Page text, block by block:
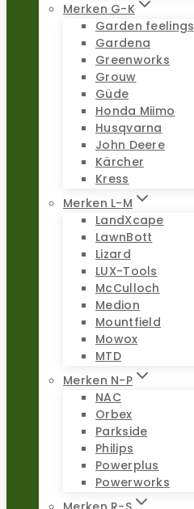
Merken G-K
Garden feelings
Gardena
Greenworks
Grouw
Güde
Honda Miimo
Husqvarna
John Deere
Kärcher
Kress
Merken L-M
LandXcape
LawnBott
Lizard
LUX-Tools
McCulloch
Medion
Mountfield
Mowox
MTD
Merken N-P
NAC
Orbex
Parkside
Philips
Powerplus
Powerworks